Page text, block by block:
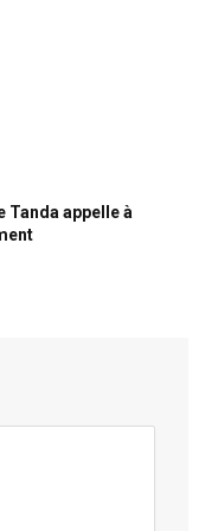
Tanda appelle à